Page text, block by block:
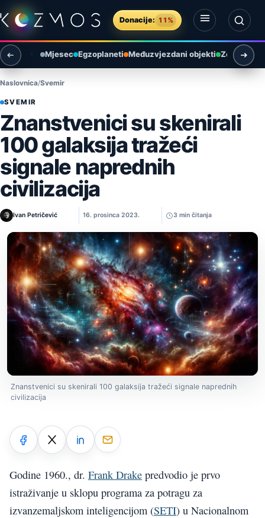
Preskoči na sadržaj
Donacije: 11%
Otvori izbornik
Otvori pretragu
Mjesec Egzoplaneti Međuzvjezdani objekti Zemlja i
Naslovnica Svemir
SVEMIR
Znanstvenici su skenirali
100 galaksija tražeći
signale naprednih
civilizacija
Ivan Petričević 16. prosinca 2023. 3 min čitanja
Znanstvenici su skenirali 100 galaksija tražeći signale naprednih
civilizacija
Godine 1960., dr. Frank Drake predvodio je prvo
istraživanje u sklopu programa za potragu za
izvanzemaljskom inteligencijom (SETI) u Nacionalnom